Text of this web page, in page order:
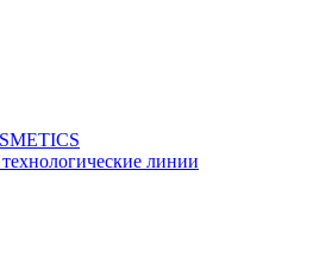
линии